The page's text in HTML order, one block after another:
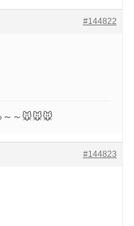
#144822
～～🐭🐭🐭
#144823